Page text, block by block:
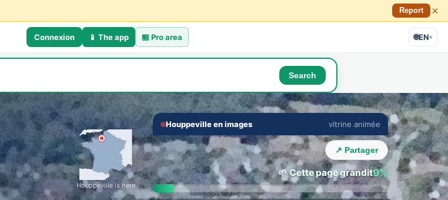
Report ×
Connexion 📱 The app 🏪Pro area 🌐EN▾
Search
Houppeville is here
Houppeville en images vitrine animée
💬 THE TOWN LOUNGE
Talk with Houppeville locals
Everyone in their language · auto translation →
‹ ›
🔇 ⛶
↗ Partager
🌱 Cette page grandit9%